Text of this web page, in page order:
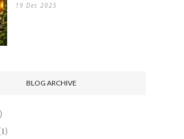
19 Dec 2025
BLOG ARCHIVE